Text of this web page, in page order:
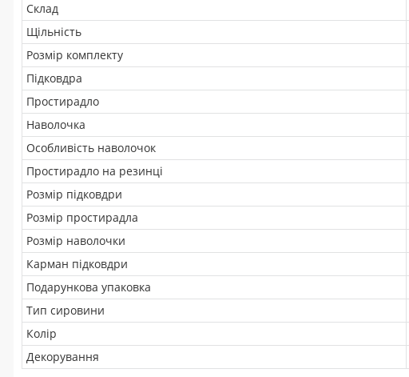
Склад
Щільність
Розмір комплекту
Підковдра
Простирадло
Наволочка
Особливість наволочок
Простирадло на резинці
Розмір підковдри
Розмір простирадла
Розмір наволочки
Карман підковдри
Подарункова упаковка
Тип сировини
Колір
Декорування